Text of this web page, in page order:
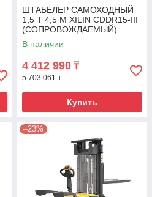
ШТАБЕЛЕР САМОХОДНЫЙ
1,5 Т 4,5 М XILIN CDDR15-III
(СОПРОВОЖДАЕМЫЙ)
В наличии
4 412 990 ₸
5 703 061 ₸
Купить
–23%